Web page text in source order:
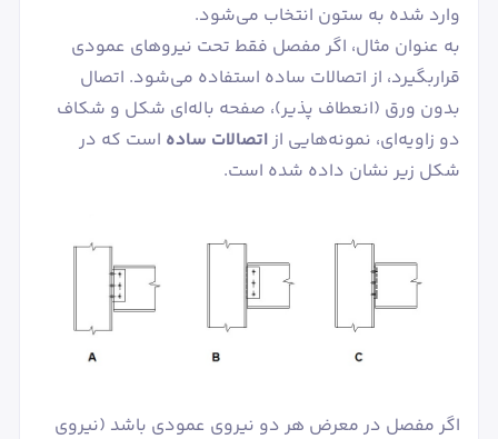
وارد شده به ستون انتخاب می‌شود.
به عنوان مثال، اگر مفصل فقط تحت نیروهای عمودی
قراربگیرد، از اتصالات ساده استفاده می‌شود. اتصال
بدون ورق (انعطاف پذیر)، صفحه باله‌ای شکل و شکاف
دو زاویه‌ای، نمونه‌هایی ازاتصالات ساده است که در
شکل زیر نشان داده شده است.
اگر مفصل در معرض هر دو نیروی عمودی باشد (نیروی